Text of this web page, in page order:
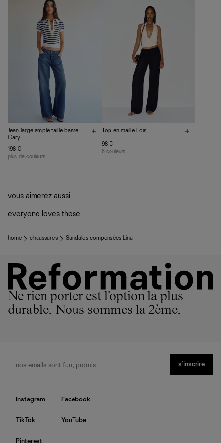
vos vêtements de ne pas finir dans les décharges, mais
plutôt sur d’autres personnes
La circularité chez Ref
En savoir plus
sur le développement durable chez Ref
Jean large ample taille basse
Cary
198 €
plus de couleurs
Top en maille Lois
98 €
6 couleurs
vous aimerez aussi
everyone loves these
home chaussures Sandales compensées Lina
Ne rien porter est l'option la plus
durable. Nous sommes la 2ème.
s’inscrire
Instagram Facebook
TikTok YouTube
Pinterest